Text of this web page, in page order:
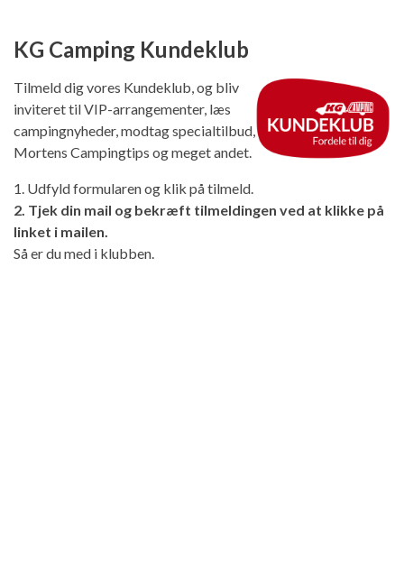
KG Camping Kundeklub
Tilmeld dig vores Kundeklub, og bliv
inviteret til VIP-arrangementer, læs
campingnyheder, modtag specialtilbud,
Mortens Campingtips og meget andet.
1. Udfyld formularen og klik på tilmeld.
2. Tjek din mail og bekræft tilmeldingen ved at klikke på
linket i mailen.
Så er du med i klubben.